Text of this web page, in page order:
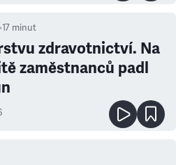
•17 minut
zdravotnictví. Na
zaměstnanců padl